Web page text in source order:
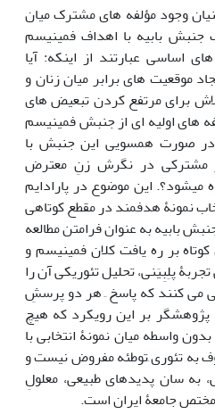
وجود مؤلفه­ های مشترک میان
جنبش بابیه با اهداف فمینیسم
اساسی عبارتند از این­که: آیا
موقعیت ­های برابر میان زنان و
برای مرتفع کردن تبعیض­ های
­های اولیه­ ای از جنبش فمینیسم
صورت هم­سویی این جنبش با
مشترکی در نگرش زنِ معترض
می­شود؟. این موضوع در پارادایم
نمونۀ هدفمند در مقطع کوتاهی
بابیه به عنوان فرامتن مطالعه
بر ره یافت کلان فمینیسم و
پلِبِیَنی، تحلیل تئوریکی آن را
می­ کنند که پاسخ ِ هر دو پرسشِ
بر این رویکرد که هیچ
واسطه میان نمونۀ انتخابی با
به تئوری ِتوطئه مفروض نیست و
به سان پدیده­ای طبیعی، معلولِ
جامعۀ ایران است.